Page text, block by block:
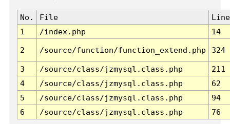
No. File
Line
1
/index.php 14
2 /source/function/function_extend.php 324
3 /source/class/jzmysql.class.php
211
4
/source/class/jzmysql.class.php
62
5
/source/class/jzmysql.class.php
94
6
/source/class/jzmysql.class.php 76